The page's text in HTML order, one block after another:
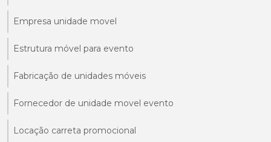
Empresa unidade movel
Estrutura móvel para evento
Fabricação de unidades móveis
Fornecedor de unidade movel evento
Locação carreta promocional